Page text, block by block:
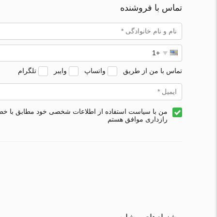
تماس با فروشنده
تماس با من از طریق واتساپ وایبر تلگرام
من با سیاست استفاده از اطلاعات شخصی خود مطابق با
رازداری موافق هستم